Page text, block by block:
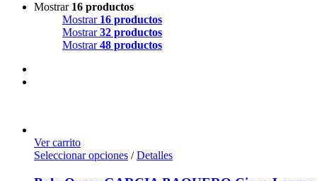
Mostrar 16 productos
Mostrar 16 productos
Mostrar32 productos
Mostrar48 productos
Ver carrito
Seleccionar opciones / Detalles